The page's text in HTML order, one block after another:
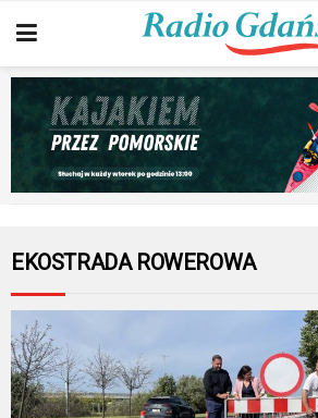
EKOSTRADA ROWEROWA